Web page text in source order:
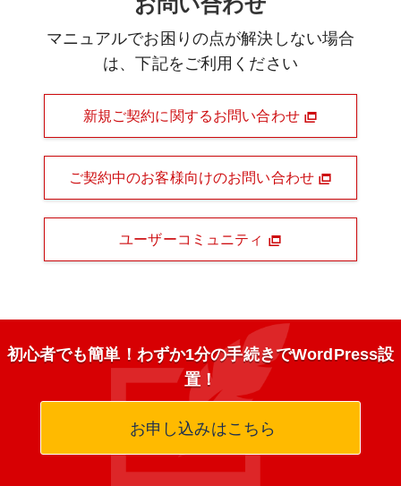
マニュアルでお困りの点が解決しない場合
は、下記をご利用ください
新規ご契約に関するお問い合わせ
ご契約中のお客様向けのお問い合わせ
ユーザーコミュニティ
初心者でも簡単！わずか1分の手続きでWordPress設
置！
お申し込みはこちら